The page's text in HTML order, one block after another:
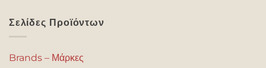
Σελίδες Προϊόντων
Brands – Μάρκες